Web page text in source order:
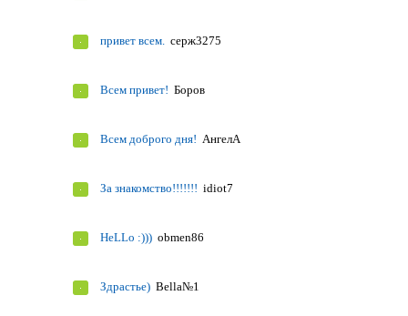
привет всем. серж3275
Всем привет! Боров
Всем доброго дня! АнгелА
За знакомство!!!!!!! idiot7
HeLLo :))) obmen86
Здрастье) Bella№1